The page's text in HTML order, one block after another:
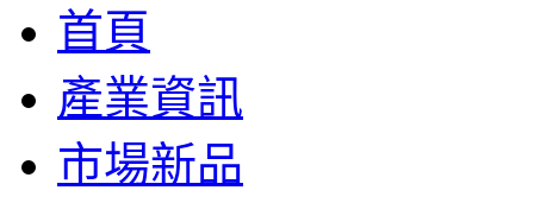
首頁
產業資訊
市場新品